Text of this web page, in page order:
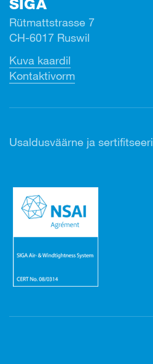
SIGA
Rütmattstrasse 7
CH-6017 Ruswil
Kuva kaardil
Kontaktivorm
Usaldusväärne ja